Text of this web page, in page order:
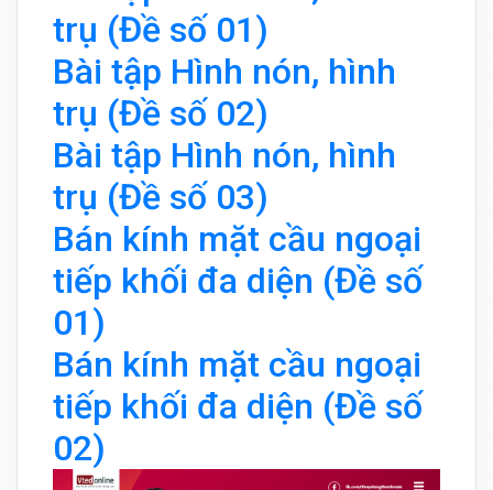
trụ (Đề số 01)
Bài tập Hình nón, hình
trụ (Đề số 02)
Bài tập Hình nón, hình
trụ (Đề số 03)
Bán kính mặt cầu ngoại
tiếp khối đa diện (Đề số
01)
Bán kính mặt cầu ngoại
tiếp khối đa diện (Đề số
02)